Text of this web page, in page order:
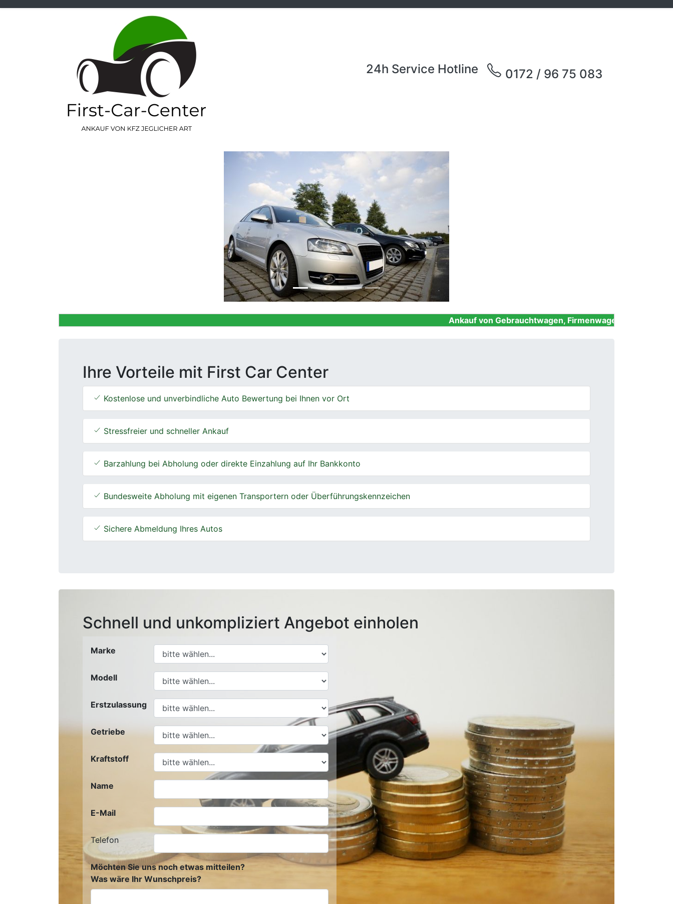
24h Service Hotline 0172 / 96 75 083
Ankauf von Gebrauchtwagen, Firmenwagen, Unfallwagen,
Ihre Vorteile mit First Car Center
Kostenlose und unverbindliche Auto Bewertung bei Ihnen vor Ort
Stressfreier und schneller Ankauf
Barzahlung bei Abholung oder direkte Einzahlung auf Ihr Bankkonto
Bundesweite Abholung mit eigenen Transportern oder Überführungskennzeichen
Sichere Abmeldung Ihres Autos
Schnell und unkompliziert Angebot einholen
Marke
Modell
Erstzulassung
Getriebe
Kraftstoff
Name
E-Mail
Telefon
Möchten Sie uns noch etwas mitteilen?
Was wäre Ihr Wunschpreis?